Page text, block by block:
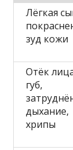
Лёгкая
зуд кожи
Отёк
губ,
дыхание,
хрипы